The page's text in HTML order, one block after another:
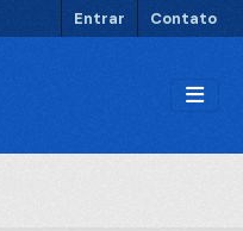
Entrar Contato